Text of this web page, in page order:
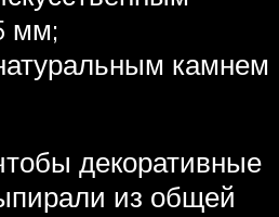
мм;
камнем
декоративные
из общей